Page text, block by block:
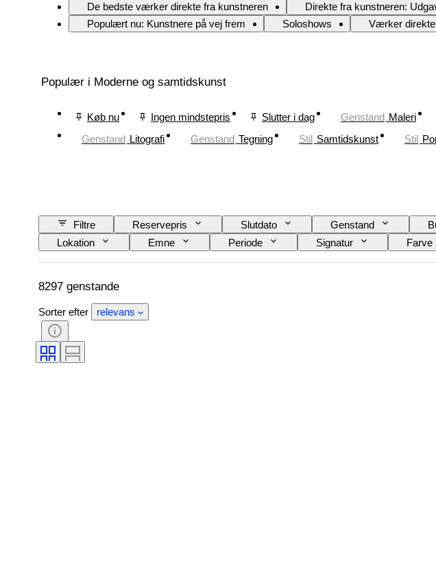
De bedste værker direkte fra kunstneren Direkte fra kunstneren:
Populært nu: Kunstnere på vej frem
Soloshows Værker direkte
Populær i Moderne og samtidskunst
Køb nu Ingen mindstepris Slutter i dag Genstand Maleri
Genstand Litografi Genstand Tegning Stil Samtidskunst Stil
Filtre Reservepris Slutdato Genstand
Lokation
Emne Periode Signatur Farve
8297 genstande
Sorter efter relevans